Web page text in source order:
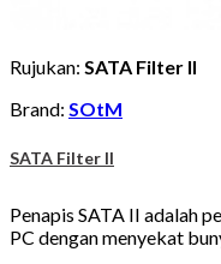
Rujukan: SATA Filter II
Brand: SOtM
SATA Filter II
Penapis SATA II adalah
PC dengan menyekat